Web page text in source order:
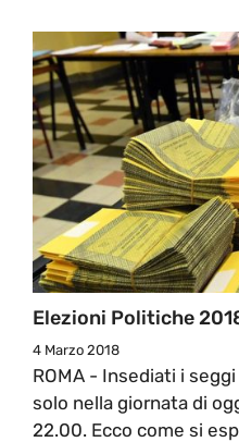
Elezioni Politiche
4 Marzo 2018
ROMA - Insediati i
solo nella giornata di
22.00. Ecco come si